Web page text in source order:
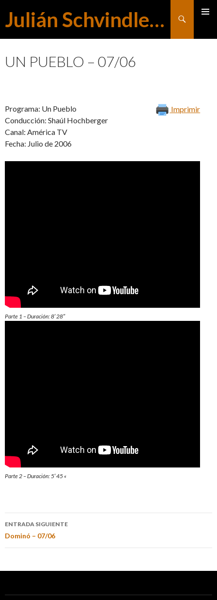
Julián Schvindlerman
Buscar
CONTENIDO
UN PUEBLO – 07/06
Imprimir
Programa: Un Pueblo
Conducción: Shaúl Hochberger
Canal: América TV
Fecha: Julio de 2006
Parte 1 – Duración: 8′ 28″
Parte 2 – Duración: 5′ 45 «
ENTRADA SIGUIENTE
Dominó – 07/06